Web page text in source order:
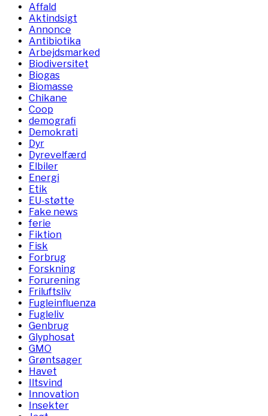
Affald
Aktindsigt
Annonce
Antibiotika
Arbejdsmarked
Biodiversitet
Biogas
Biomasse
Chikane
Coop
demografi
Demokrati
Dyr
Dyrevelfærd
Elbiler
Energi
Etik
EU-støtte
Fake news
ferie
Fiktion
Fisk
Forbrug
Forskning
Forurening
Friluftsliv
Fugleinfluenza
Fugleliv
Genbrug
Glyphosat
GMO
Grøntsager
Havet
Iltsvind
Innovation
Insekter